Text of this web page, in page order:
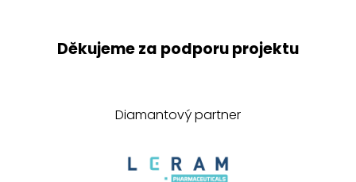
Děkujeme za podporu projektu
Diamantový partner